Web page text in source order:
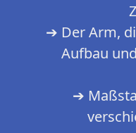
➔ Der Arm,
Aufbau
➔